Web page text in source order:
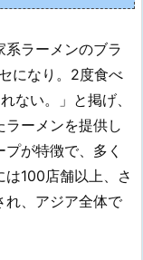
ラーメンのブラ
になり。2度食べ
ない。」と掲げ、
ーメンを提供し
が特徴で、多く
100店舗以上、さ
れ、アジア全体で